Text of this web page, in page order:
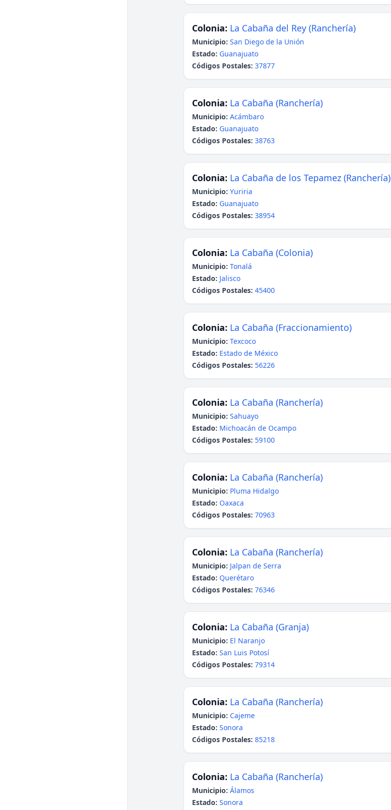
Colonia: La Cabaña del Rey (Ranchería)
Municipio: San Diego de la Unión
Estado: Guanajuato
Códigos Postales: 37877
Colonia: La Cabaña (Ranchería)
Municipio: Acámbaro
Estado: Guanajuato
Códigos Postales: 38763
Colonia: La Cabaña de los Tepamez (Ranchería)
Municipio: Yuriria
Estado: Guanajuato
Códigos Postales: 38954
Colonia: La Cabaña (Colonia)
Municipio: Tonalá
Estado: Jalisco
Códigos Postales: 45400
Colonia: La Cabaña (Fraccionamiento)
Municipio: Texcoco
Estado: Estado de México
Códigos Postales: 56226
Colonia: La Cabaña (Ranchería)
Municipio: Sahuayo
Estado: Michoacán de Ocampo
Códigos Postales: 59100
Colonia: La Cabaña (Ranchería)
Municipio: Pluma Hidalgo
Estado: Oaxaca
Códigos Postales: 70963
Colonia: La Cabaña (Ranchería)
Municipio: Jalpan de Serra
Estado: Querétaro
Códigos Postales: 76346
Colonia: La Cabaña (Granja)
Municipio: El Naranjo
Estado: San Luis Potosí
Códigos Postales: 79314
Colonia: La Cabaña (Ranchería)
Municipio: Cajeme
Estado: Sonora
Códigos Postales: 85218
Colonia: La Cabaña (Ranchería)
Municipio: Álamos
Estado: Sonora